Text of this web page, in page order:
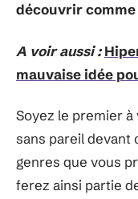
découvrir comme
A voir aussi :
mauvaise idée
Soyez le premier
sans pareil devant
genres que vous
ferez ainsi partie